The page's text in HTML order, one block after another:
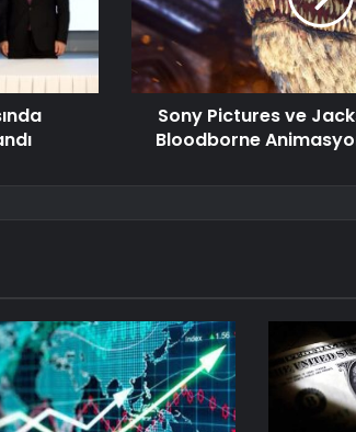
Sony Pictures ve
Bloodborne